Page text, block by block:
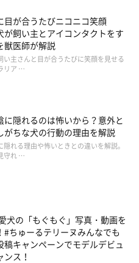
も伴うので、2人一組でひと
愛犬を見守るといった形でスタ
んね」とのアドバイスもあり
目が合うたびニコニコ笑顔
飼い主とアイコンタクトをす
獣医師が解説
い主さんと目が合うたびに笑顔を見せる
リア …
に隠れるのは怖いから？意外と
がちな犬の行動の理由を解説
隠れる理由や怖いときとの違いを解説。
守れ …
犬の「もぐもぐ」写真・動画を
#ちゅーるテリーヌみんなでも
稿キャンペーンでモデルデビュ
ンス！